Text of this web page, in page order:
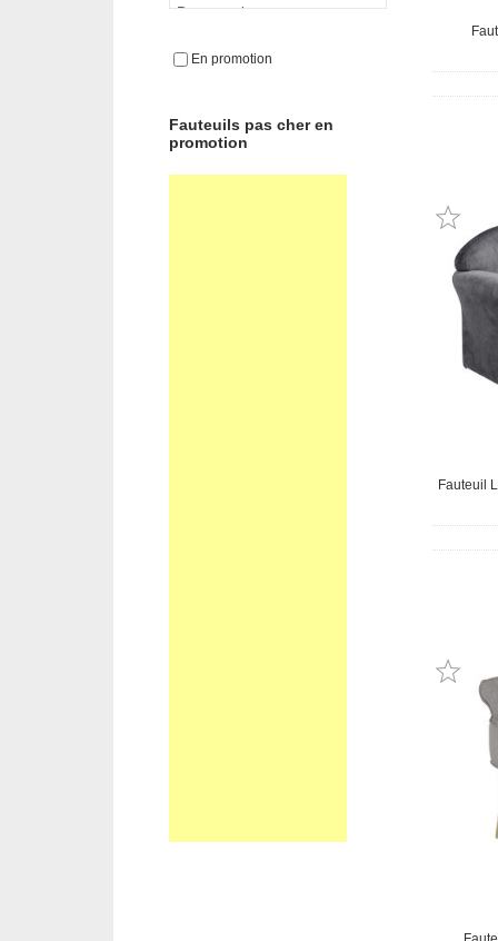
Paw patrol
Relax et vous
En promotion
Fauteuils pas cher en
promotion
Fauteuil